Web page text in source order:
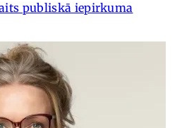
publiskā iepirkuma